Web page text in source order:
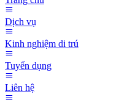
Dịch vụ
Kinh nghiệm di trú
Tuyển dụng
Liên hệ